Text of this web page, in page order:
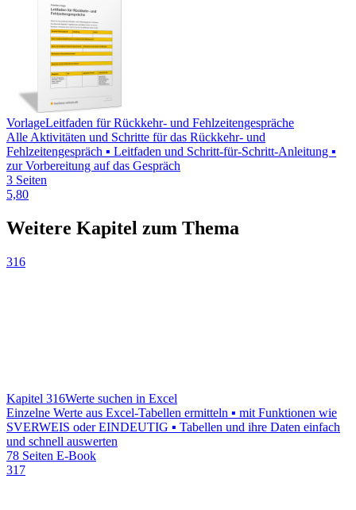
VorlageLeitfaden für Rückkehr- und Fehlzeitengespräche
Alle Aktivitäten und Schritte für das Rückkehr- und
Fehlzeitengespräch ▪ Leitfaden und Schritt-für-Schritt-Anleitung ▪
zur Vorbereitung auf das Gespräch
3 Seiten
5,80
Weitere Kapitel zum Thema
316
Kapitel 316Werte suchen in Excel
Einzelne Werte aus Excel-Tabellen ermitteln ▪ mit Funktionen wie
SVERWEIS oder EINDEUTIG ▪ Tabellen und ihre Daten einfach
und schnell auswerten
78 Seiten E-Book
317